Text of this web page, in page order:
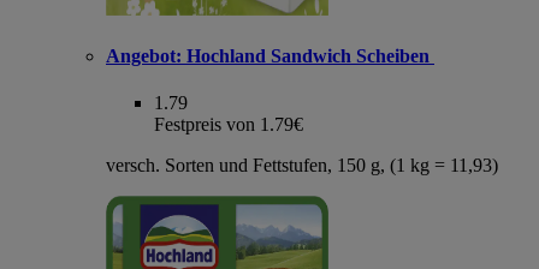
Angebot: Hochland Sandwich Scheiben
1.79
Festpreis von 1.79€
versch. Sorten und Fettstufen, 150 g, (1 kg = 11,93)